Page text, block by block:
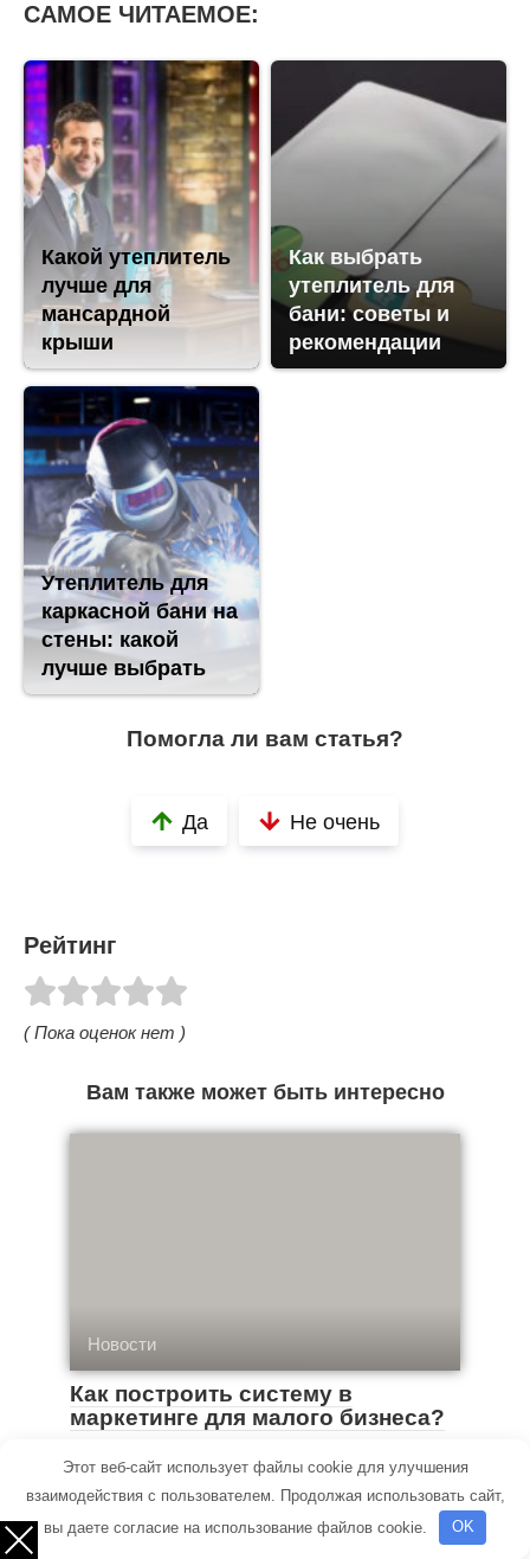
САМОЕ ЧИТАЕМОЕ:
Какой утеплитель
лучше для
мансардной
крыши
Как выбрать
утеплитель для
бани: советы и
рекомендации
Утеплитель для
каркасной бани на
стены: какой
лучше выбрать
Помогла ли вам статья?
Да Не очень
Рейтинг
( Пока оценок нет )
Вам также может быть интересно
Новости
Как построить систему в
маркетинге для малого бизнеса?
Малый бизнес — это обычно команда из
нескольких человек, где владелец носит
десять шляп
Этот веб-сайт использует файлы cookie для улучшения
взаимодействия с пользователем. Продолжая использовать сайт,
вы даете согласие на использование файлов cookie.
OK